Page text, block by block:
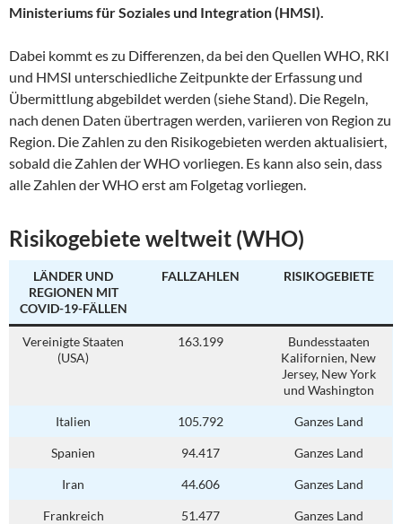
Ministeriums für Soziales und Integration (HMSI).
Dabei kommt es zu Differenzen, da bei den Quellen WHO, RKI
und HMSI unterschiedliche Zeitpunkte der Erfassung und
Übermittlung abgebildet werden (siehe Stand). Die Regeln,
nach denen Daten übertragen werden, variieren von Region zu
Region. Die Zahlen zu den Risikogebieten werden aktualisiert,
sobald die Zahlen der WHO vorliegen. Es kann also sein, dass
alle Zahlen der WHO erst am Folgetag vorliegen.
Risikogebiete weltweit (WHO)
LÄNDER UND
REGIONEN MIT
COVID-19-FÄLLEN
FALLZAHLEN RISIKOGEBIETE
Vereinigte Staaten
(USA)
163.199
Bundesstaaten
Kalifornien, New
Jersey, New York
und Washington
Italien 105.792 Ganzes Land
Spanien 94.417 Ganzes Land
Iran 44.606 Ganzes Land
Frankreich 51.477 Ganzes Land